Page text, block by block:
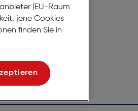
(EU-Raum
jene Cookies
finden Sie in